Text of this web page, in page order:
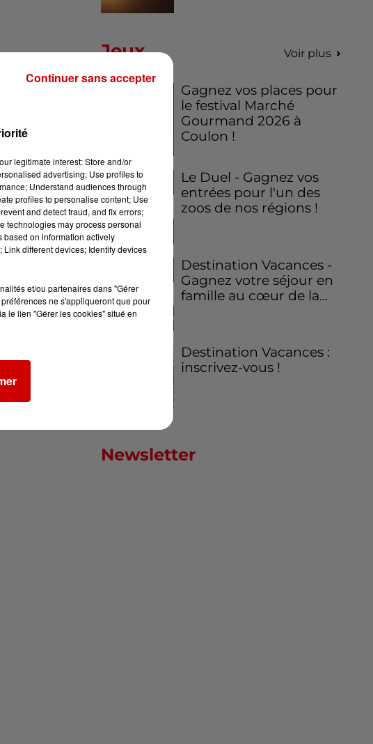
Jeux Voir plus
Gagnez vos places pour
le festival Marché
Gourmand 2026 à
Coulon !
Le Duel - Gagnez vos
entrées pour l'un des
zoos de nos régions !
Destination Vacances -
Gagnez votre séjour en
famille au cœur de la...
Destination Vacances :
inscrivez-vous !
Newsletter
legitimate interest: Store and/or
advertising; Use profiles to
Understand audiences through
profiles to personalise content; Use
and detect fraud, and fix errors;
technologies may process personal
based on information actively
different devices; Identify devices
et/ou partenaires dans "Gérer
ne s'appliqueront que pour
le lien "Gérer les cookies" situé en
Continuer sans accepter